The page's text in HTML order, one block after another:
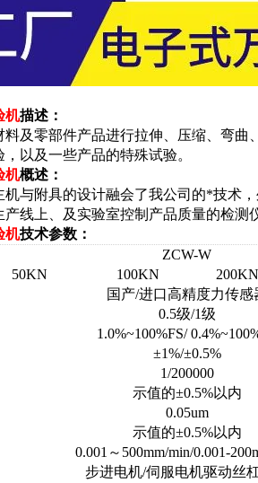
机描述：
及零部件产品进行拉伸、压缩、弯曲
以及一些产品的特殊试验。
机概述：
机与附具的设计融会了我公司的*技术
线上、及实验室控制产品质量的检测
机技术参数：
ZCW-W
50KN 100KN 200KN
国产/进口高精度力传感
0.5级/1级
1.0%~100%FS/
±1%/±0.5%
1/200000
示值的±0.5%以内
0.05um
示值的±0.5%以内
0.001～500mm/min/0.001-
步进电机/伺服电机驱动丝